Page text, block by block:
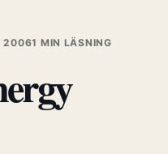
20061 MIN LÄSNING